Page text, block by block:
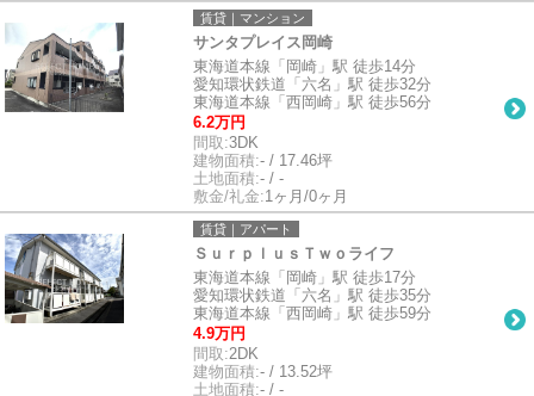
賃貸｜マンション
サンタプレイス岡崎
東海道本線「岡崎」駅 徒歩14分
愛知環状鉄道「六名」駅 徒歩32分
東海道本線「西岡崎」駅 徒歩56分
6.2万円
間取:3DK
建物面積:- / 17.46坪
土地面積:- / -
敷金/礼金:1ヶ月/0ヶ月
賃貸｜アパート
ＳｕｒｐｌｕｓＴｗｏライフ
東海道本線「岡崎」駅 徒歩17分
愛知環状鉄道「六名」駅 徒歩35分
東海道本線「西岡崎」駅 徒歩59分
4.9万円
間取:2DK
建物面積:- / 13.52坪
土地面積:- / -